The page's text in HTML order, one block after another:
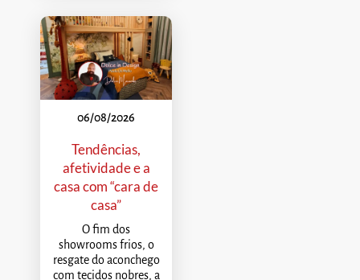
06/08/2026
Tendências,
afetividade e a
casa com “cara de
casa”
O fim dos
showrooms frios, o
resgate do aconchego
com tecidos nobres, a